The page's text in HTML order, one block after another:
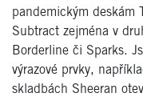
pandemickým deskám
Subtract zejména v
Borderline či Sparks.
výrazové prvky,
skladbách Sheeran